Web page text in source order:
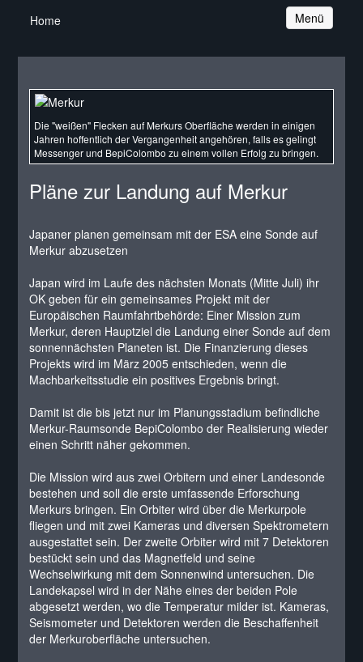
Navigation
Menü
Home
Die "weißen" Flecken auf Merkurs Oberfläche werden in einigen
Jahren hoffentlich der Vergangenheit angehören, falls es gelingt
Messenger und BepiColombo zu einem vollen Erfolg zu bringen.
Pläne zur Landung auf Merkur
Japaner planen gemeinsam mit der ESA eine Sonde auf
Merkur abzusetzen
Japan wird im Laufe des nächsten Monats (Mitte Juli) ihr
OK geben für ein gemeinsames Projekt mit der
Europäischen Raumfahrtbehörde: Einer Mission zum
Merkur, deren Hauptziel die Landung einer Sonde auf dem
sonnennächsten Planeten ist. Die Finanzierung dieses
Projekts wird im März 2005 entschieden, wenn die
Machbarkeitsstudie ein positives Ergebnis bringt.
Damit ist die bis jetzt nur im Planungsstadium befindliche
Merkur-Raumsonde BepiColombo der Realisierung wieder
einen Schritt näher gekommen.
Die Mission wird aus zwei Orbitern und einer Landesonde
bestehen und soll die erste umfassende Erforschung
Merkurs bringen. Ein Orbiter wird über die Merkurpole
fliegen und mit zwei Kameras und diversen Spektrometern
ausgestattet sein. Der zweite Orbiter wird mit 7 Detektoren
bestückt sein und das Magnetfeld und seine
Wechselwirkung mit dem Sonnenwind untersuchen. Die
Landekapsel wird in der Nähe eines der beiden Pole
abgesetzt werden, wo die Temperatur milder ist. Kameras,
Seismometer und Detektoren werden die Beschaffenheit
der Merkuroberfläche untersuchen.